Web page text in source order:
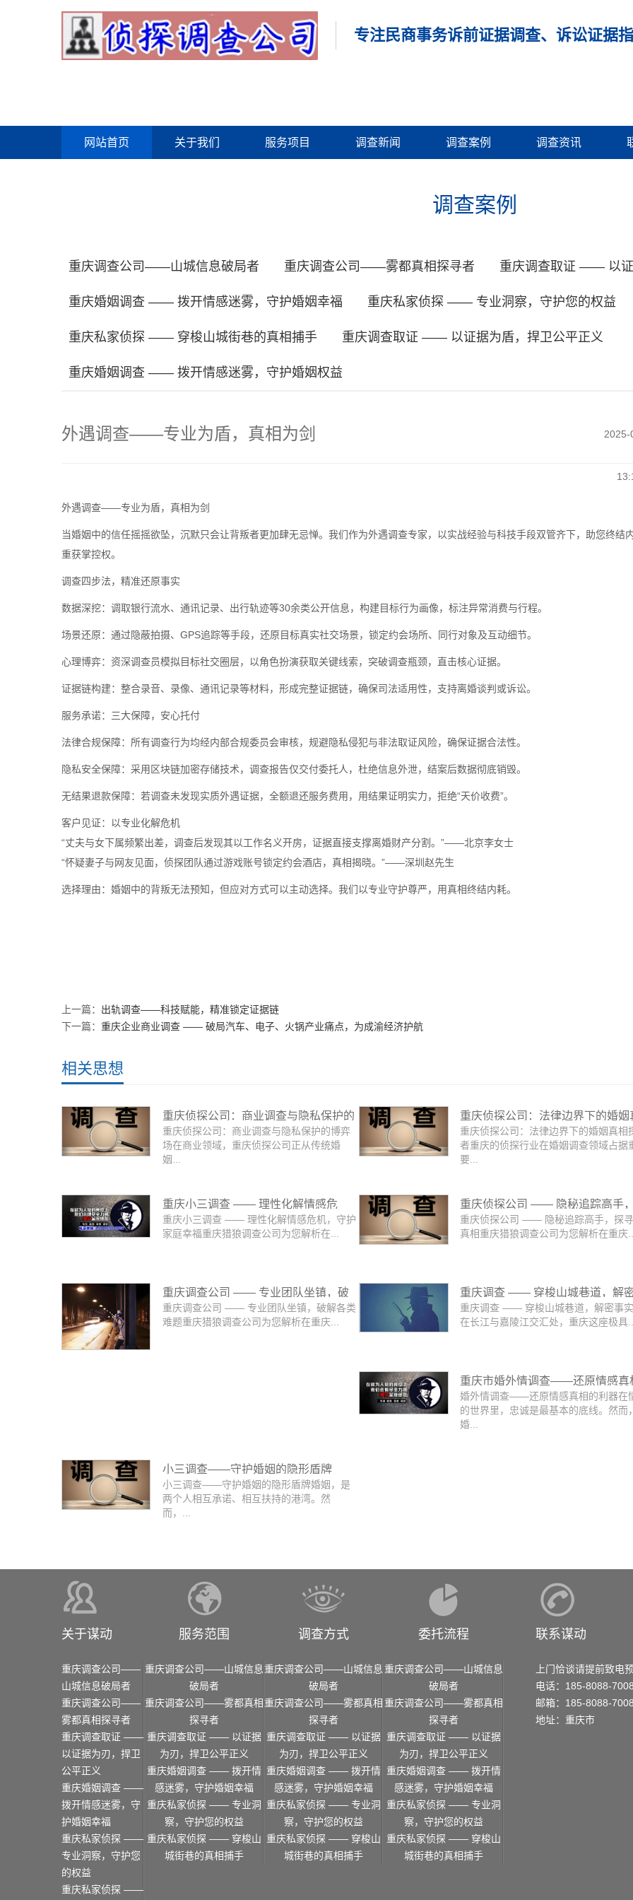
专注民商事务诉前证据调查、诉讼证据
网站首页 关于我们 服务项目 调查新闻 调查案例 调查资讯
调查案例
重庆调查公司——山城信息破局者 重庆调查公司——雾都真相探寻者 重庆调查取证 —— 以
重庆婚姻调查 —— 拨开情感迷雾，守护婚姻幸福 重庆私家侦探 —— 专业洞察，守护您的权益
重庆私家侦探 —— 穿梭山城街巷的真相捕手 重庆调查取证 —— 以证据为盾，捍卫公平正义
重庆婚姻调查 —— 拨开情感迷雾，守护婚姻权益
外遇调查——专业为盾，真相为剑 2025-
外遇调查——专业为盾，真相为剑
当婚姻中的信任摇摇欲坠，沉默只会让背叛者更加肆无忌惮。我们作为外遇调查专家，以实战经验与科技手段双管齐下，助您终结内
重获掌控权。
调查四步法，精准还原事实
数据深挖：调取银行流水、通讯记录、出行轨迹等30余类公开信息，构建目标行为画像，标注异常消费与行程。
场景还原：通过隐蔽拍摄、GPS追踪等手段，还原目标真实社交场景，锁定约会场所、同行对象及互动细节。
心理博弈：资深调查员模拟目标社交圈层，以角色扮演获取关键线索，突破调查瓶颈，直击核心证据。
证据链构建：整合录音、录像、通讯记录等材料，形成完整证据链，确保司法适用性，支持离婚谈判或诉讼。
服务承诺：三大保障，安心托付
法律合规保障：所有调查行为均经内部合规委员会审核，规避隐私侵犯与非法取证风险，确保证据合法性。
隐私安全保障：采用区块链加密存储技术，调查报告仅交付委托人，杜绝信息外泄，结案后数据彻底销毁。
无结果退款保障：若调查未发现实质外遇证据，全额退还服务费用，用结果证明实力，拒绝“天价收费”。
客户见证：以专业化解危机
“丈夫与女下属频繁出差，调查后发现其以工作名义开房，证据直接支撑离婚财产分割。”——北京李女士
“怀疑妻子与网友见面，侦探团队通过游戏账号锁定约会酒店，真相揭晓。”——深圳赵先生
选择理由：婚姻中的背叛无法预知，但应对方式可以主动选择。我们以专业守护尊严，用真相终结内耗。
上一篇： 出轨调查——科技赋能，精准锁定证据链
下一篇： 重庆企业商业调查 —— 破局汽车、电子、火锅产业痛点，为成渝经济护航
相关思想
重庆侦探公司：商业调查与隐私保护的
博弈场
重庆侦探公司：商业调查与隐私保护的博弈
场在商业领域，重庆侦探公司正从传统婚
姻...
重庆侦探公司：法律边界下的婚姻
探寻者
重庆侦探公司：法律边界下的婚姻真相
者重庆的侦探行业在婚姻调查领域占据
要...
重庆小三调查 —— 理性化解情感危
机，守护家庭幸福
重庆小三调查 —— 理性化解情感危机，守护
家庭幸福重庆猎狼调查公司为您解析在...
重庆侦探公司 —— 隐秘追踪高手
寻事实真相
重庆侦探公司 —— 隐秘追踪高手，探
真相重庆猎狼调查公司为您解析在重庆...
重庆调查公司 —— 专业团队坐镇，破
解各类难题
重庆调查公司 —— 专业团队坐镇，破解各类
难题重庆猎狼调查公司为您解析在重庆...
重庆调查 —— 穿梭山城巷道，解
实真相
重庆调查 —— 穿梭山城巷道，解密事
在长江与嘉陵江交汇处，重庆这座极具...
重庆市婚外情调查——还原情感真
利器
婚外情调查——还原情感真相的利器在
的世界里，忠诚是最基本的底线。然而，
婚...
小三调查——守护婚姻的隐形盾牌
小三调查——守护婚姻的隐形盾牌婚姻，是
两个人相互承诺、相互扶持的港湾。然
而，...
关于谋动
重庆调查公司——
山城信息破局者
重庆调查公司——
雾都真相探寻者
重庆调查取证 ——
以证据为刃，捍卫
公平正义
重庆婚姻调查 ——
拨开情感迷雾，守
护婚姻幸福
重庆私家侦探 ——
专业洞察，守护您
的权益
重庆私家侦探 ——
服务范围
重庆调查公司——山城信息
破局者
重庆调查公司——雾都真相
探寻者
重庆调查取证 —— 以证据
为刃，捍卫公平正义
重庆婚姻调查 —— 拨开情
感迷雾，守护婚姻幸福
重庆私家侦探 —— 专业洞
察，守护您的权益
重庆私家侦探 —— 穿梭山
城街巷的真相捕手
调查方式
重庆调查公司——山城信息
破局者
重庆调查公司——雾都真相
探寻者
重庆调查取证 —— 以证据
为刃，捍卫公平正义
重庆婚姻调查 —— 拨开情
感迷雾，守护婚姻幸福
重庆私家侦探 —— 专业洞
察，守护您的权益
重庆私家侦探 —— 穿梭山
城街巷的真相捕手
委托流程
重庆调查公司——山城信息
破局者
重庆调查公司——雾都真相
探寻者
重庆调查取证 —— 以证据
为刃，捍卫公平正义
重庆婚姻调查 —— 拨开情
感迷雾，守护婚姻幸福
重庆私家侦探 —— 专业洞
察，守护您的权益
重庆私家侦探 —— 穿梭山
城街巷的真相捕手
联系谋动
上门恰谈请提前致电
电话：185-8088-7008
邮箱：185-8088-7008
地址：重庆市